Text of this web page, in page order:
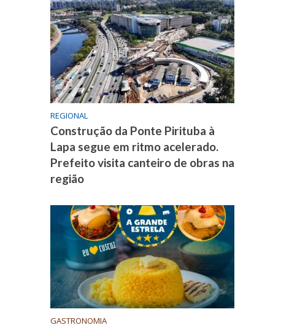
REGIONAL
Construção da Ponte Pirituba à
Lapa segue em ritmo acelerado.
Prefeito visita canteiro de obras na
região
GASTRONOMIA